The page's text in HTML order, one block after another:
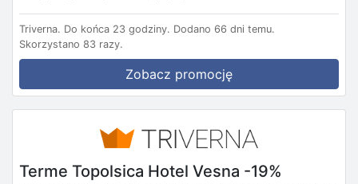
Triverna. Do końca 23 godziny. Dodano 66 dni temu.
Skorzystano 83 razy.
Zobacz promocję
Terme Topolsica Hotel Vesna -19%